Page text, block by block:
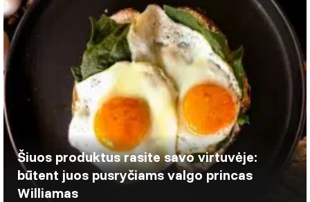
Šiuos produktus rasite savo virtuvėje:
būtent juos pusryčiams valgo princas
Williamas